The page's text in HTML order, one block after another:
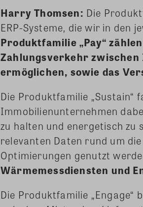
Harry Thomsen: Die
ERP-Systeme, die wir in den
Produktfamilie „Pay“
Zahlungsverkehr
ermöglichen, sowie das
Die Produktfamilie „Sustain“
Immobilienunternehmen
zu halten und energetisch zu
relevanten Daten rund um
Optimierungen genutzt
Wärmemessdiensten und
Die Produktfamilie „Engage“